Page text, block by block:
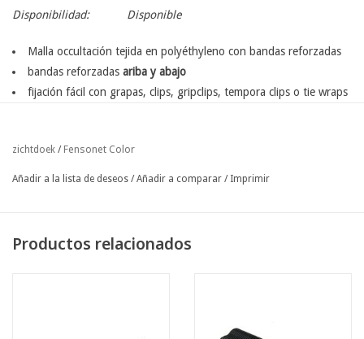
Disponibilidad:
Disponible
Malla occultación tejida en polyéthyleno con bandas reforzadas
bandas reforzadas ariba y abajo
fijación fácil con grapas, clips, gripclips, tempora clips o tie wraps
verde
sobre pedido: blanco, beige, bordó, azul
zichtdoek / Fensonet Color
Añadir a la lista de deseos /Añadir a comparar / Imprimir
Productos relacionados